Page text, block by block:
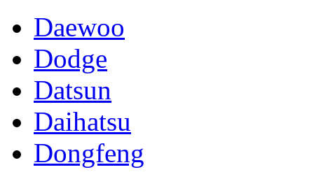
Daewoo
Dodge
Datsun
Daihatsu
Dongfeng